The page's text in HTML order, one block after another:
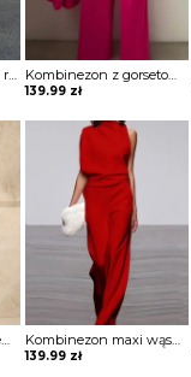
Kombinezon z długim rękawem i prostym dołem Kombinezon z gorsetową górą i szerokimi nogawkami
139.99 zł
Kombinezon z dekoltem w kształcie litery V i falbankami przy rękawach Kombinezon maxi wąski z odkrytym ramieniem
139.99 zł